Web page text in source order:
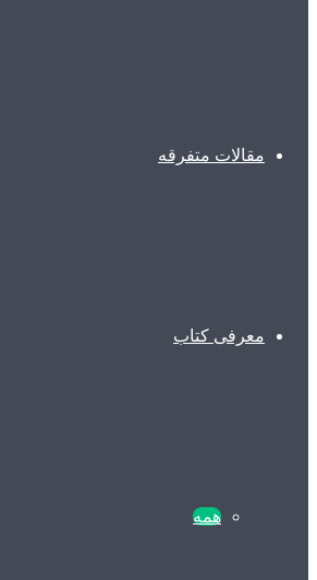
مقالات متفرقه
معرفی کتاب
همه